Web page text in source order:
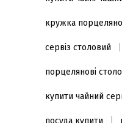
кружка
сервіз столовий
порцелянові
купити чайний
посуда купити